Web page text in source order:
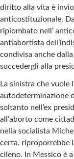
diritto alla vita è
anticostituzionale.
ripiombato nell’
antiabortista
condivisa anche
succedergli alla
La sinistra che vuole
autodeterminazione
soltanto nell’ex
all’aborto come
nella socialista
certa, riproporrebbe
cileno. In Messico è